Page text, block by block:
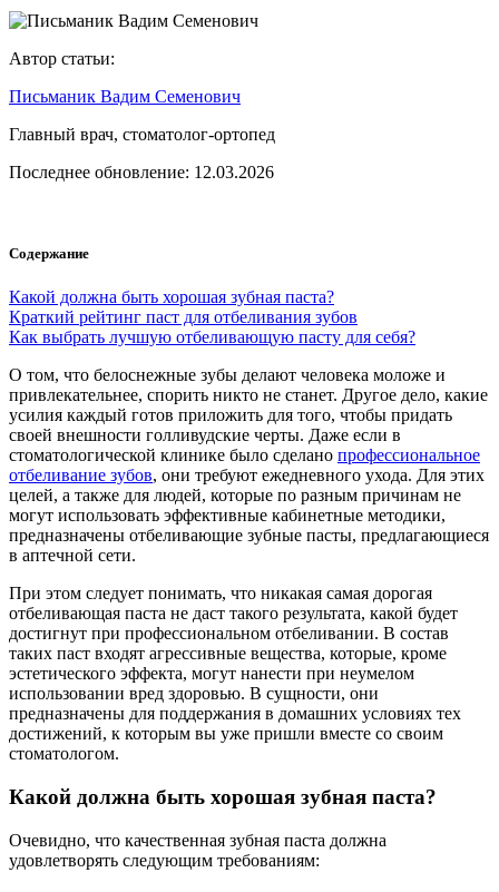
Автор статьи:
Письманик Вадим Семенович
Главный врач, стоматолог-ортопед
Последнее обновление: 12.03.2026
Содержание
Какой должна быть хорошая зубная паста?
Краткий рейтинг паст для отбеливания зубов
Как выбрать лучшую отбеливающую пасту для себя?
О том, что белоснежные зубы делают человека моложе и
привлекательнее, спорить никто не станет. Другое дело, какие
усилия каждый готов приложить для того, чтобы придать
своей внешности голливудские черты. Даже если в
стоматологической клинике было сделано профессиональное
отбеливание зубов, они требуют ежедневного ухода. Для этих
целей, а также для людей, которые по разным причинам не
могут использовать эффективные кабинетные методики,
предназначены отбеливающие зубные пасты, предлагающиеся
в аптечной сети.
При этом следует понимать, что никакая самая дорогая
отбеливающая паста не даст такого результата, какой будет
достигнут при профессиональном отбеливании. В состав
таких паст входят агрессивные вещества, которые, кроме
эстетического эффекта, могут нанести при неумелом
использовании вред здоровью. В сущности, они
предназначены для поддержания в домашних условиях тех
достижений, к которым вы уже пришли вместе со своим
стоматологом.
Какой должна быть хорошая зубная паста?
Очевидно, что качественная зубная паста должна
удовлетворять следующим требованиям: